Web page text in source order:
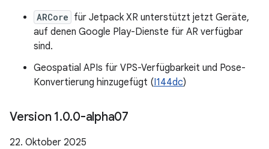
ARCore für Jetpack XR unterstützt jetzt Geräte,
auf denen Google Play-Dienste für AR verfügbar
sind.
Geospatial APIs für VPS-Verfügbarkeit und Pose-
Konvertierung hinzugefügt (I144dc)
Version 1.0.0-alpha07
22. Oktober 2025